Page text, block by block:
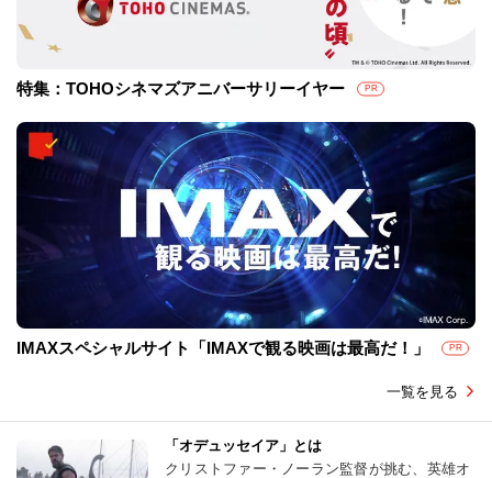
特集：TOHOシネマズアニバーサリーイヤー PR
IMAXスペシャルサイト「IMAXで観る映画は最高だ！」 PR
一覧を見る
「オデュッセイア」とは
クリストファー・ノーラン監督が挑む、英雄オ